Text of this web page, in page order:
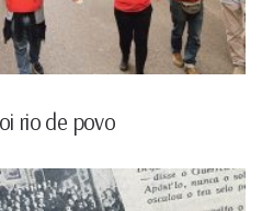
rio de povo